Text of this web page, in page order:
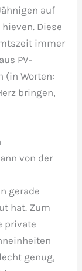
auf
Diese
immer
PV-
(in Worten:
bringen,
von der
gerade
hat. Zum
private
genug,